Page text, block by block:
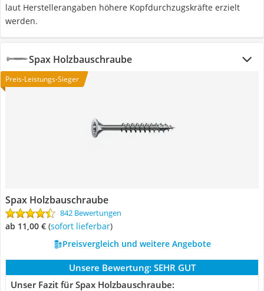
laut Herstellerangaben höhere Kopfdurchzugskräfte erzielt
werden.
Spax Holzbauschraube
Preis-Leistungs-Sieger
Spax Holzbauschraube
842 Bewertungen
ab 11,00 € ( Sofort lieferbar)
Preisvergleich und weitere Angebote
Unsere Bewertung: SEHR GUT
Unser Fazit für Spax Holzbauschraube: